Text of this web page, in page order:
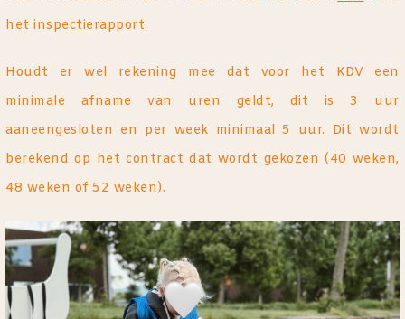
het inspectierapport.
Houdt er wel rekening mee dat voor het KDV een
minimale afname van uren geldt, dit is 3 uur
aaneengesloten en per week minimaal 5 uur. Dit wordt
berekend op het contract dat wordt gekozen (40 weken,
48 weken of 52 weken).